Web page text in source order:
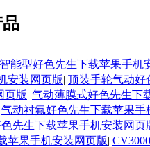
能型好色先生下载苹果手机
安装网页版| 顶装手轮气动好
页版| 气动薄膜式好色先生下
气动衬氟好色先生下载苹果手
先生下载苹果手机安装网页
苹果手机安装网页版|